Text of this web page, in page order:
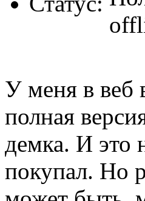
У меня в веб
полная
демка. И это
покупал. Но